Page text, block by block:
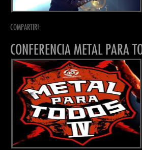
COMPARTIR!:
CONFERENCIA METAL PARA